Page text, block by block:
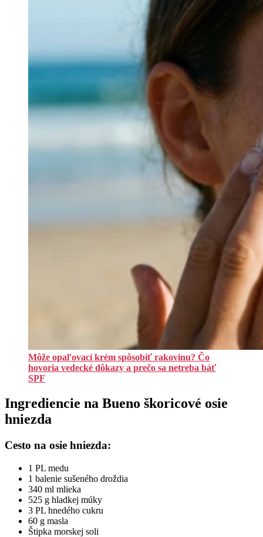
Môže opaľovací krém spôsobiť rakovinu? Čo
hovoria vedecké dôkazy a prečo sa netreba báť
SPF
Ingrediencie na Bueno škoricové osie
hniezda
Cesto na osie hniezda:
1 PL medu
1 balenie sušeného droždia
340 ml mlieka
525 g hladkej múky
3 PL hnedého cukru
60 g masla
Štipka morskej soli